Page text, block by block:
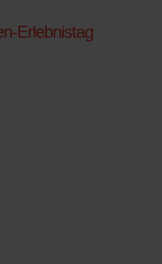
Erlebnistag